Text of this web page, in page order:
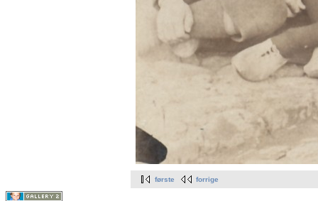
første forrige